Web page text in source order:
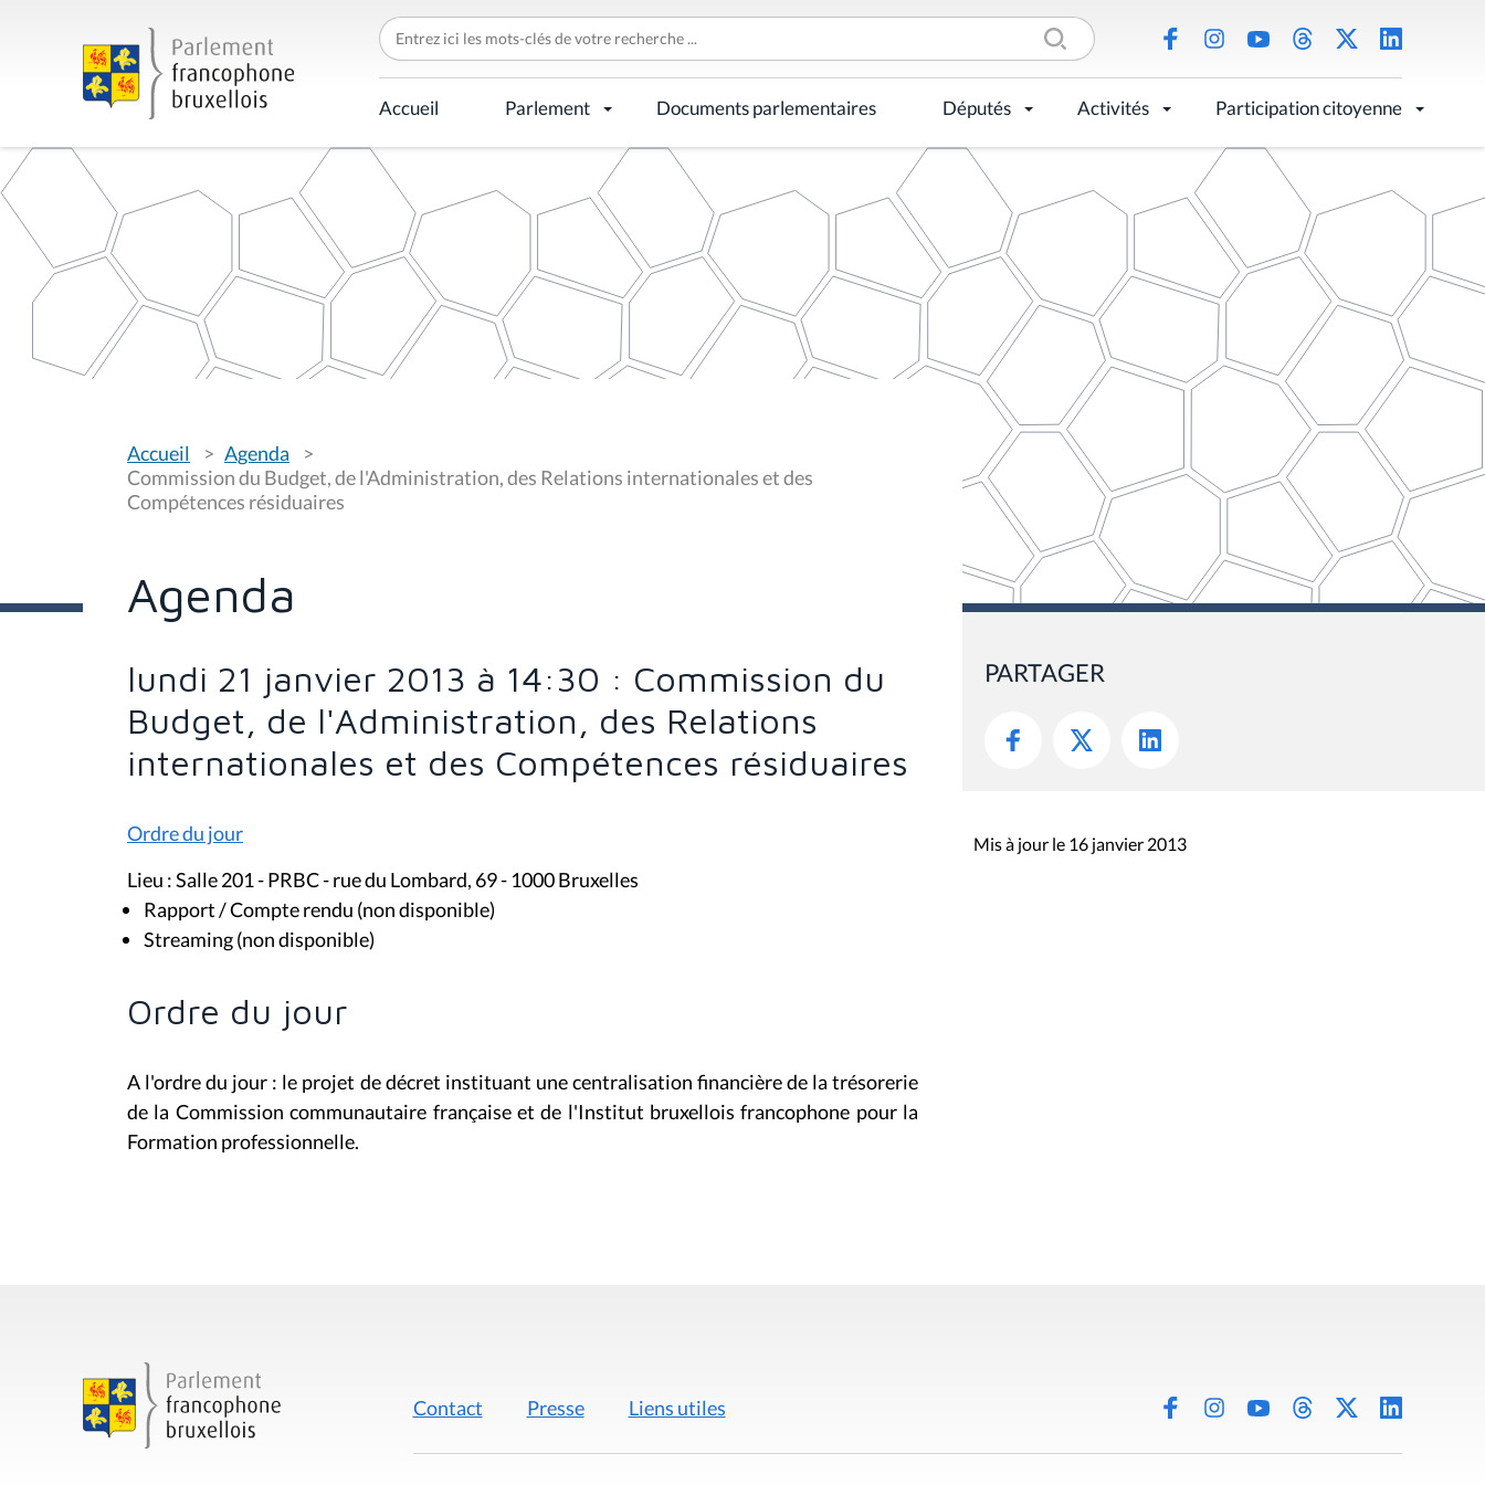
C
h
e
r
c
h
r
p
Accueil Parlement Documents parlementaires Députés Activités Participation citoyenne
o
u
s
ê
c
i
Accueil
Agenda
Commission du Budget, de l'Administration, des Relations internationales et des
Compétences résiduaires
Agenda
lundi 21 janvier 2013 à 14:30 : Commission du
Budget, de l'Administration, des Relations
internationales et des Compétences résiduaires
Ordre du jour
Lieu : Salle 201 - PRBC - rue du Lombard, 69 - 1000 Bruxelles
Rapport / Compte rendu (non disponible)
Streaming (non disponible)
Ordre du jour
A l'ordre du jour : le projet de décret instituant une centralisation financière de la trésorerie
de la Commission communautaire française et de l'Institut bruxellois francophone pour la
Formation professionnelle.
PARTAGER
Mis à jour le 16 janvier 2013
Contact Presse Liens utiles